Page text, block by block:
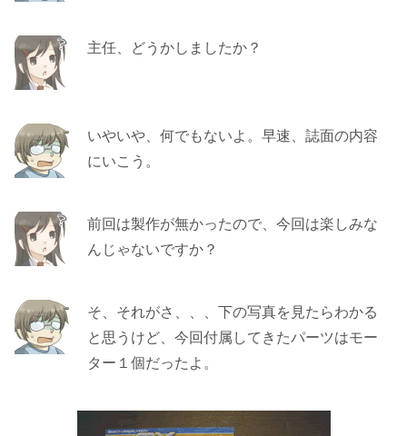
主任、どうかしましたか？
いやいや、何でもないよ。早速、誌面の内容
にいこう。
前回は製作が無かったので、今回は楽しみな
んじゃないですか？
そ、それがさ、、、下の写真を見たらわかる
と思うけど、今回付属してきたパーツはモー
ター１個だったよ。